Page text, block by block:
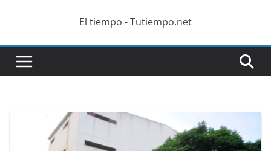
El tiempo - Tutiempo.net